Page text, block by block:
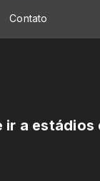
Contato
ir a